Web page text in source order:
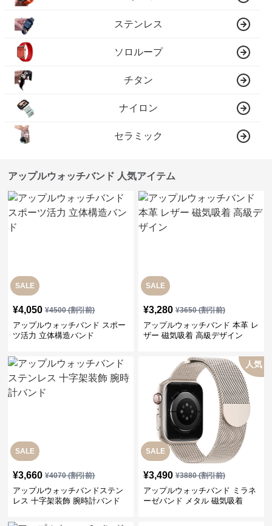
ステンレス
ソロループ
チタン
ナイロン
セラミック
アップルウォッチバンド 人気アイテム
SALE
¥4,050 ¥4500(割引前)
アップルウォッチバンド スポー
ツ活力 立体構造バンド
SALE
¥3,280 ¥3650(割引前)
アップルウォッチバンド 本革 レ
ザー 磁気吸着 高級デザイン
SALE
¥3,660 ¥4070(割引前)
アップルウォッチバンドステン
レス 十字架装飾 腕時計バンド
SALE
人気
¥3,490 ¥3880(割引前)
アップルウォッチバンド ミラネ
ーゼバンド メタル 磁気吸着